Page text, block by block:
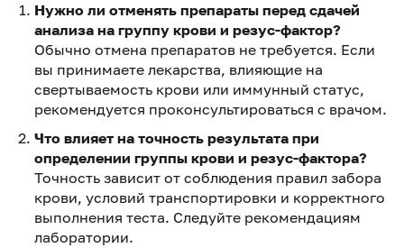
Нужно ли отменять препараты перед сдачей
анализа на группу крови и резус-фактор?
Обычно отмена препаратов не требуется. Если
вы принимаете лекарства, влияющие на
свертываемость крови или иммунный статус,
рекомендуется проконсультироваться с врачом.
Что влияет на точность результата при
определении группы крови и резус-фактора?
Точность зависит от соблюдения правил забора
крови, условий транспортировки и корректного
выполнения теста. Следуйте рекомендациям
лаборатории.